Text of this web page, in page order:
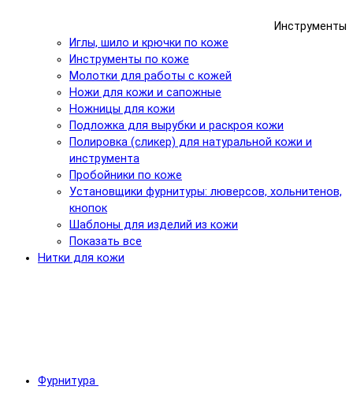
Инструменты
Иглы, шило и крючки по коже
Инструменты по коже
Молотки для работы с кожей
Ножи для кожи и сапожные
Ножницы для кожи
Подложка для вырубки и раскроя кожи
Полировка (сликер) для натуральной кожи и
инструмента
Пробойники по коже
Установщики фурнитуры: люверсов, хольнитенов,
кнопок
Шаблоны для изделий из кожи
Показать все
Нитки для кожи
Фурнитура